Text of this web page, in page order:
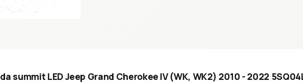
summit LED Jeep Grand Cherokee IV (WK, WK2) 2010 - 2022